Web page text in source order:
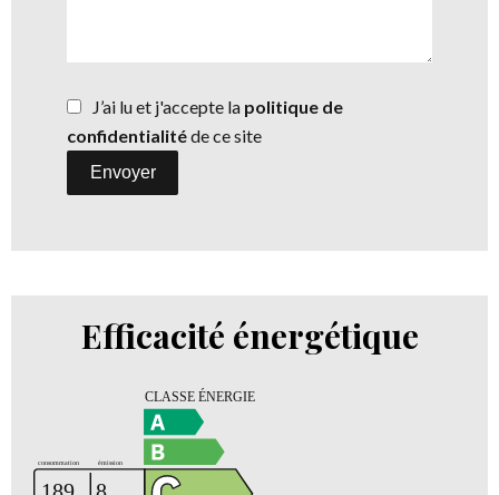
J’ai lu et j'accepte la politique de
confidentialitéde ce site
Envoyer
Efficacité énergétique